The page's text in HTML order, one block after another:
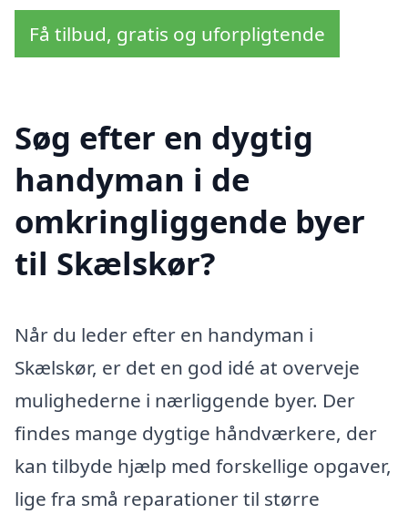
Få tilbud, gratis og uforpligtende
Søg efter en dygtig
handyman i de
omkringliggende byer
til Skælskør?
Når du leder efter en handyman i
Skælskør, er det en god idé at overveje
mulighederne i nærliggende byer. Der
findes mange dygtige håndværkere, der
kan tilbyde hjælp med forskellige opgaver,
lige fra små reparationer til større